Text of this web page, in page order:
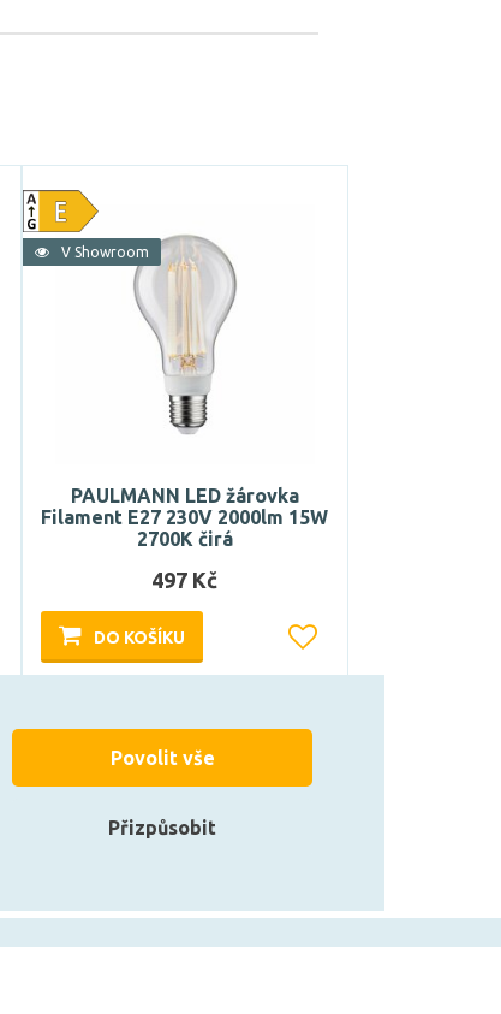
V Showroom
PAULMANN LED žárovka
Filament E27 230V 2000lm 15W
2700K čirá
497 Kč
DO KOŠÍKU
Přizpůsobit
Povolit vše